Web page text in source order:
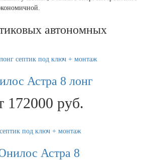
автономных
Астра 8 лонг
172000 руб.
Астра 8